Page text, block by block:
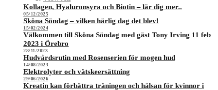
Kollagen, Hyaluronsyra och Biotin – lär dig mer..
05/12/2025
Sköna Söndag – vilken härlig dag det blev!
15/02/2024
Välkommen till Sköna Söndag med gäst Tony Irving 11 feb
2023 i Örebro
28/11/2023
Hudvårdsrutin med Rosenserien för mogen hud
14/08/2023
Elektrolyter och vätskeersättning
29/06/2026
Kreatin kan förbättra träningen och hälsan för kvinnor i